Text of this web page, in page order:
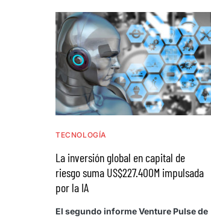
TECNOLOGÍA
La inversión global en capital de
riesgo suma US$227.400M impulsada
por la IA
El segundo informe Venture Pulse de